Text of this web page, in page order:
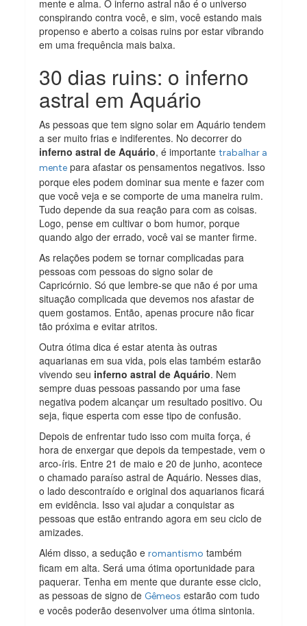
mente e alma. O inferno astral não é o universo
conspirando contra você, e sim, você estando mais
propenso e aberto a coisas ruins por estar vibrando
em uma frequência mais baixa.
30 dias ruins: o inferno
astral em Aquário
As pessoas que tem signo solar em Aquário tendem
a ser muito frias e indiferentes. No decorrer do
inferno astral de Aquário, é importantetrabalhar a
mente para afastar os pensamentos negativos. Isso
porque eles podem dominar sua mente e fazer com
que você veja e se comporte de uma maneira ruim.
Tudo depende da sua reação para com as coisas.
Logo, pense em cultivar o bom humor, porque
quando algo der errado, você vai se manter firme.
As relações podem se tornar complicadas para
pessoas com pessoas do signo solar de
Capricórnio. Só que lembre-se que não é por uma
situação complicada que devemos nos afastar de
quem gostamos. Então, apenas procure não ficar
tão próxima e evitar atritos.
Outra ótima dica é estar atenta às outras
aquarianas em sua vida, pois elas também estarão
vivendo seu inferno astral de Aquário. Nem
sempre duas pessoas passando por uma fase
negativa podem alcançar um resultado positivo. Ou
seja, fique esperta com esse tipo de confusão.
Depois de enfrentar tudo isso com muita força, é
hora de enxergar que depois da tempestade, vem o
arco-íris. Entre 21 de maio e 20 de junho, acontece
o chamado paraíso astral de Aquário. Nesses dias,
o lado descontraído e original dos aquarianos ficará
em evidência. Isso vai ajudar a conquistar as
pessoas que estão entrando agora em seu ciclo de
amizades.
Além disso, a sedução eromantismo também
ficam em alta. Será uma ótima oportunidade para
paquerar. Tenha em mente que durante esse ciclo,
as pessoas de signo de Gêmeos estarão com tudo
e vocês poderão desenvolver uma ótima sintonia.